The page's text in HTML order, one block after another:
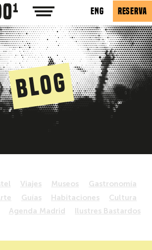
ENG RESERVA
Blog
Viajes Museos
Gastronomía
Guías Habitaciones
Cultura
Agenda Madrid Ilustres Bastardos